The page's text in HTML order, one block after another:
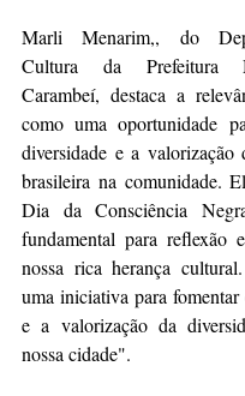
Marli Menarim,, do
Cultura da Prefeitura
Carambeí, destaca a
como uma oportunidade
diversidade e a valorização
brasileira na comunidade.
Dia da Consciência
fundamental para reflexão
nossa rica herança
uma iniciativa para
e a valorização da
nossa cidade".